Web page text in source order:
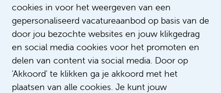
cookies in voor het weergeven van een
gepersonaliseerd vacatureaanbod op basis van de
door jou bezochte websites en jouw klikgedrag
en social media cookies voor het promoten en
delen van content via social media. Door op
'Akkoord' te klikken ga je akkoord met het
plaatsen van alle cookies. Je kunt jouw